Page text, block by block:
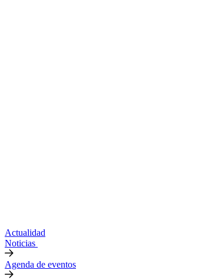
Actualidad
Noticias
Agenda de eventos